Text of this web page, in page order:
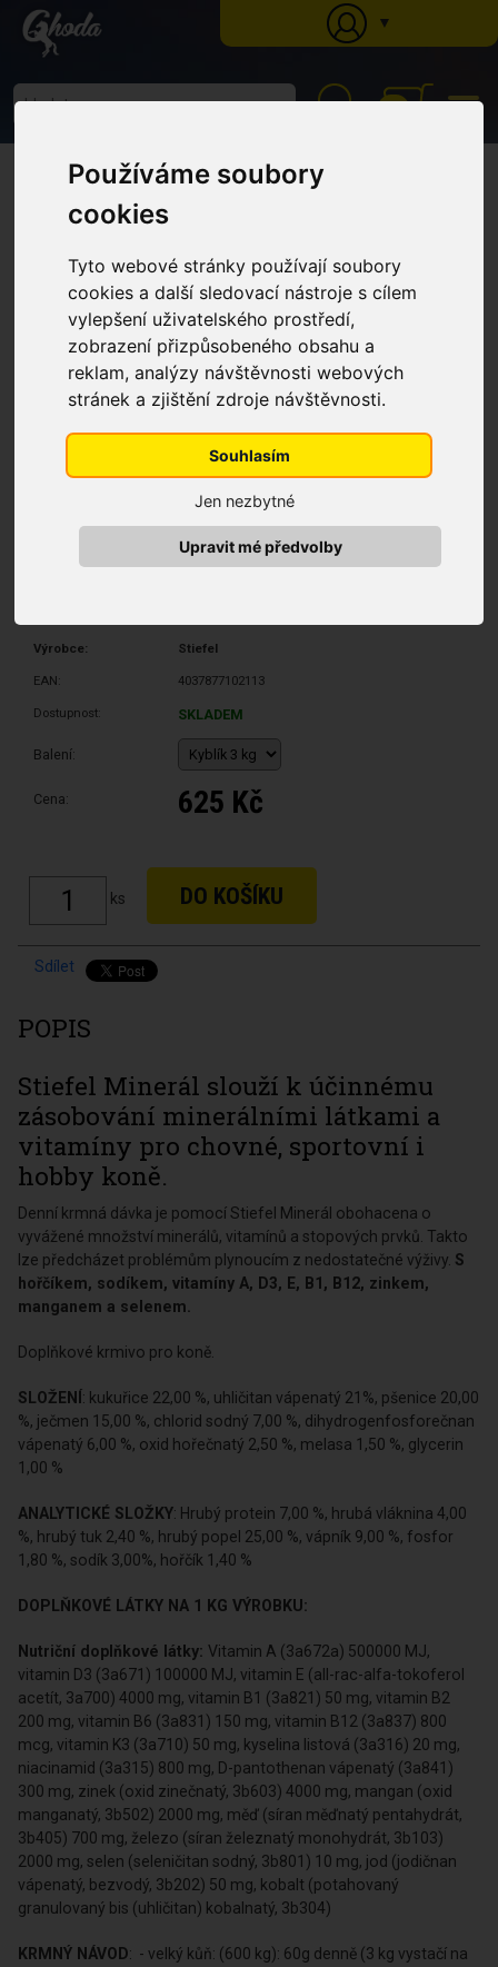
Používáme soubory
cookies
Tyto webové stránky používají soubory
cookies a další sledovací nástroje s cílem
vylepšení uživatelského prostředí,
zobrazení přizpůsobeného obsahu a
reklam, analýzy návštěvnosti webových
stránek a zjištění zdroje návštěvnosti.
Souhlasím
Jen nezbytné
Upravit mé předvolby
▼
»Katalog »Krmné doplňky Vitamíny a minerální látky
(Kyblík 3 kg)
Minerál (Kyblík 3 kg)
Výrobce: Stiefel
EAN: 4037877102113
Dostupnost: SKLADEM
Balení:
Cena: 625 Kč
ks
Sdílet
POPIS
Stiefel Minerál slouží k účinnému
zásobování minerálními látkami a
vitamíny pro chovné, sportovní i
hobby koně.
Denní krmná dávka je pomocí Stiefel Minerál obohacena o
vyvážené množství minerálů, vitamínů a stopových prvků. Takto
lze předcházet problémům plynoucím z nedostatečné výživy. S
hořčíkem, sodíkem, vitamíny A, D3, E, B1, B12, zinkem,
manganem a selenem.
Doplňkové krmivo pro koně.
SLOŽENÍ : kukuřice 22,00 %, uhličitan vápenatý 21%, pšenice 20,00
%, ječmen 15,00 %, chlorid sodný 7,00 %, dihydrogenfosforečnan
vápenatý 6,00 %, oxid hořečnatý 2,50 %, melasa 1,50 %, glycerin
1,00 %
ANALYTICKÉ SLOŽKY: Hrubý protein 7,00 %, hrubá vláknina 4,00
%, hrubý tuk 2,40 %, hrubý popel 25,00 %, vápník 9,00 %, fosfor
1,80 %, sodík 3,00%, hořčík 1,40 %
DOPLŇKOVÉ LÁTKY NA 1 KG VÝROBKU:
Nutriční doplňkové látky:Vitamin A (3a672a) 500000 MJ,
vitamin D3 (3a671) 100000 MJ, vitamin E (all-rac-alfa-tokoferol
acetít, 3a700) 4000 mg, vitamin B1 (3a821) 50 mg, vitamin B2
200 mg, vitamin B6 (3a831) 150 mg, vitamin B12 (3a837) 800
mcg, vitamin K3 (3a710) 50 mg, kyselina listová (3a316) 20 mg,
niacinamid (3a315) 800 mg, D-pantothenan vápenatý (3a841)
300 mg, zinek (oxid zinečnatý, 3b603) 4000 mg, mangan (oxid
manganatý, 3b502) 2000 mg, měď (síran měďnatý pentahydrát,
3b405) 700 mg, železo (síran železnatý monohydrát, 3b103)
2000 mg, selen (seleničitan sodný, 3b801) 10 mg, jod (jodičnan
vápenatý, bezvodý, 3b202) 50 mg, kobalt (potahovaný
granulovaný bis (uhličitan) kobalnatý, 3b304)
KRMNÝ NÁVOD: - velký kůň: (600 kg): 60g denně (3 kg vystačí na